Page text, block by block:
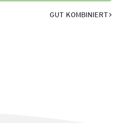
GUT KOMBINIERT